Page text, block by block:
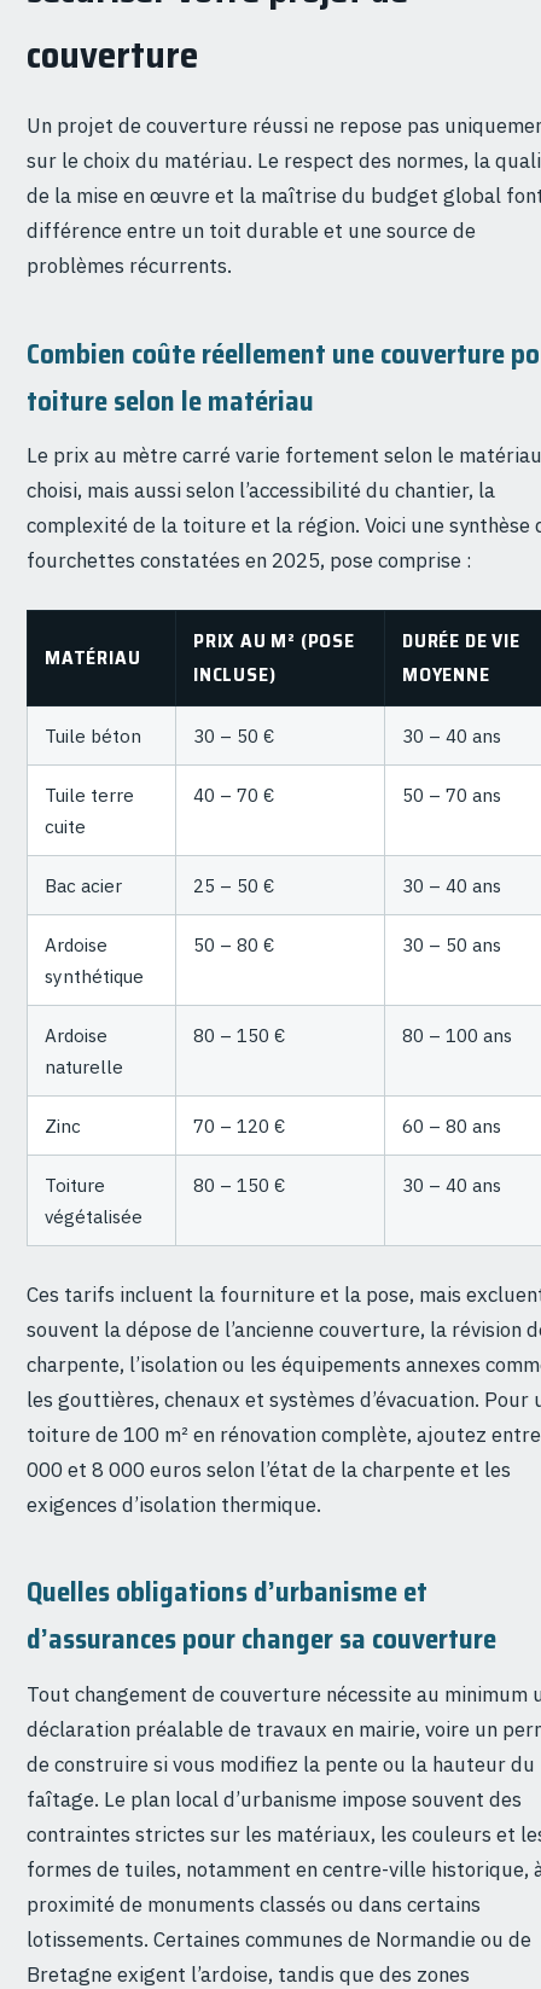
couverture
Un projet de couverture réussi ne repose pas
sur le choix du matériau. Le respect des normes, la
de la mise en œuvre et la maîtrise du budget global
différence entre un toit durable et une source de
problèmes récurrents.
Combien coûte réellement une couverture
toiture selon le matériau
Le prix au mètre carré varie fortement selon le matériau
choisi, mais aussi selon l’accessibilité du chantier, la
complexité de la toiture et la région. Voici une synthèse
fourchettes constatées en 2025, pose comprise :
MATÉRIAU
PRIX AU M² (POSE
INCLUSE)
DURÉE DE VIE
MOYENNE
Tuile béton 30 – 50 € 30 – 40 ans
Tuile terre
cuite
40 – 70 € 50 – 70 ans
Bac acier 25 – 50 € 30 – 40 ans
Ardoise
synthétique
50 – 80 € 30 – 50 ans
Ardoise
naturelle
80 – 150 € 80 – 100 ans
Zinc 70 – 120 € 60 – 80 ans
Toiture
végétalisée
80 – 150 € 30 – 40 ans
Ces tarifs incluent la fourniture et la pose, mais
souvent la dépose de l’ancienne couverture, la révision
charpente, l’isolation ou les équipements annexes
les gouttières, chenaux et systèmes d’évacuation. Pour
toiture de 100 m² en rénovation complète, ajoutez
000 et 8 000 euros selon l’état de la charpente et les
exigences d’isolation thermique.
Quelles obligations d’urbanisme et
d’assurances pour changer sa couverture
Tout changement de couverture nécessite au minimum
déclaration préalable de travaux en mairie, voire un
de construire si vous modifiez la pente ou la hauteur du
faîtage. Le plan local d’urbanisme impose souvent des
contraintes strictes sur les matériaux, les couleurs et
formes de tuiles, notamment en centre-ville historique,
proximité de monuments classés ou dans certains
lotissements. Certaines communes de Normandie ou de
Bretagne exigent l’ardoise, tandis que des zones